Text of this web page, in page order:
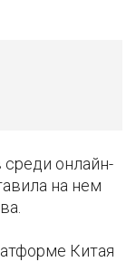
среди онлайн-
на нем
Китая